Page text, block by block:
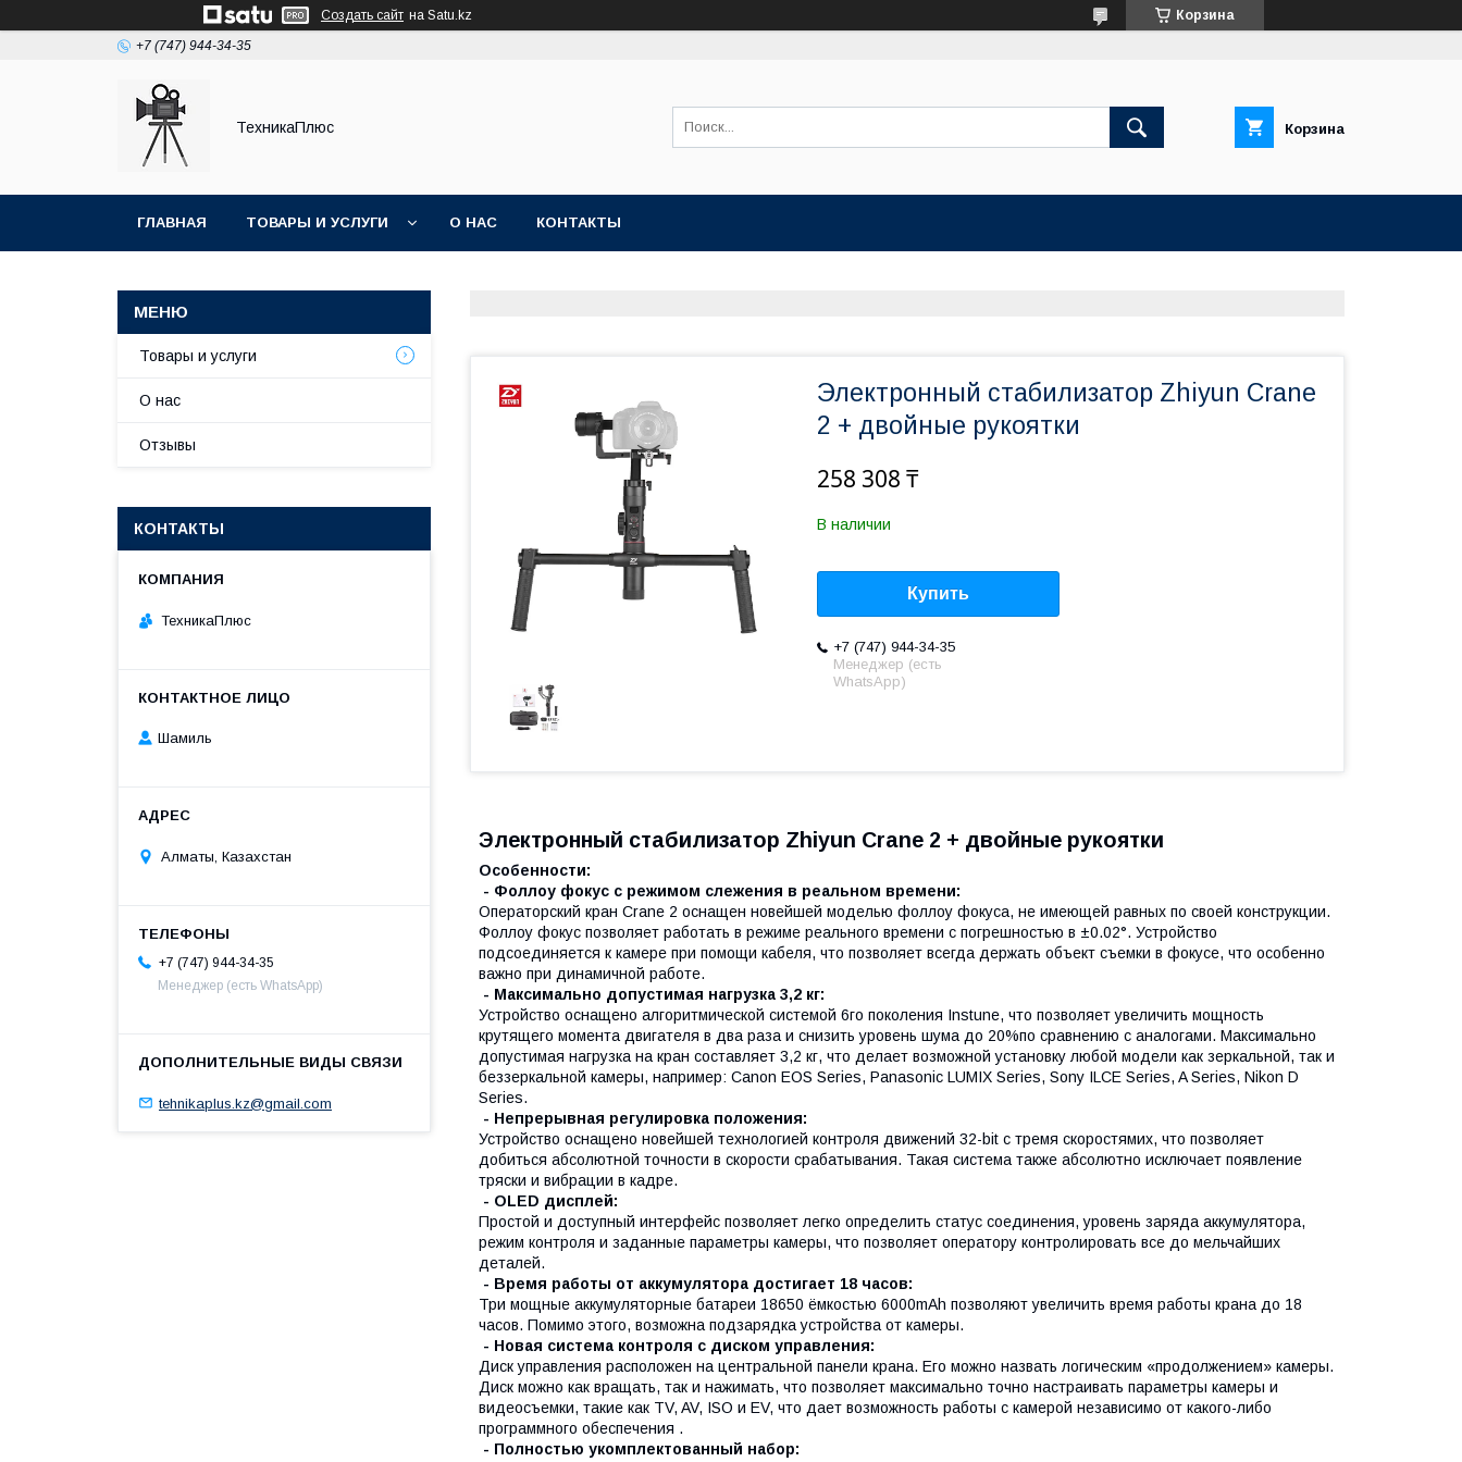
Создать сайт на Satu.kz Корзина
+7 (747) 944-34-35
ТехникаПлюс Корзина
ГЛАВНАЯ ТОВАРЫ И УСЛУГИ О НАС КОНТАКТЫ
Электронный стабилизатор Zhiyun Crane
2 + двойные рукоятки
258 308 ₸
В наличии
Купить
+7 (747) 944-34-35
Менеджер (есть
WhatsApp)
Электронный стабилизатор Zhiyun Crane 2 + двойные рукоятки
Особенности:
- Фоллоу фокус с режимом слежения в реальном времени:
Операторский кран Crane 2 оснащен новейшей моделью фоллоу фокуса, не имеющей равных по своей конструкции.
Фоллоу фокус позволяет работать в режиме реального времени с погрешностью в ±0.02°. Устройство
подсоединяется к камере при помощи кабеля, что позволяет всегда держать объект съемки в фокусе, что особенно
важно при динамичной работе.
- Максимально допустимая нагрузка 3,2 кг:
Устройство оснащено алгоритмической системой 6го поколения Instune, что позволяет увеличить мощность
крутящего момента двигателя в два раза и снизить уровень шума до 20%по сравнению с аналогами. Максимально
допустимая нагрузка на кран составляет 3,2 кг, что делает возможной установку любой модели как зеркальной, так и
беззеркальной камеры, например: Canon EOS Series, Panasonic LUMIX Series, Sony ILCE Series, A Series, Nikon D
Series.
- Непрерывная регулировка положения:
Устройство оснащено новейшей технологией контроля движений 32-bit с тремя скоростямиx, что позволяет
добиться абсолютной точности в скорости срабатывания. Такая система также абсолютно исключает появление
тряски и вибрации в кадре.
- OLED дисплей:
Простой и доступный интерфейс позволяет легко определить статус соединения, уровень заряда аккумулятора,
режим контроля и заданные параметры камеры, что позволяет оператору контролировать все до мельчайших
деталей.
- Время работы от аккумулятора достигает 18 часов:
Три мощные аккумуляторные батареи 18650 ёмкостью 6000mAh позволяют увеличить время работы крана до 18
часов. Помимо этого, возможна подзарядка устройства от камеры.
- Новая система контроля с диском управления:
Диск управления расположен на центральной панели крана. Его можно назвать логическим «продолжением» камеры.
Диск можно как вращать, так и нажимать, что позволяет максимально точно настраивать параметры камеры и
видеосъемки, такие как TV, AV, ISO и EV, что дает возможность работы с камерой независимо от какого-либо
программного обеспечения .
- Полностью укомплектованный набор:
Товары и услуги
О нас
Отзывы
КОНТАКТЫ
ТехникаПлюс
Шамиль
Алматы, Казахстан
+7 (747) 944-34-35
Менеджер (есть WhatsApp)
tehnikaplus.kz@gmail.com